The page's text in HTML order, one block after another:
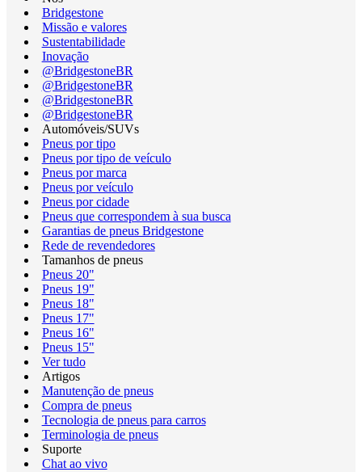
Bridgestone
Missão e valores
Sustentabilidade
Inovação
@BridgestoneBR
@BridgestoneBR
@BridgestoneBR
@BridgestoneBR
Automóveis/SUVs
Pneus por tipo
Pneus por tipo de veículo
Pneus por marca
Pneus por veículo
Pneus por cidade
Pneus que correspondem à sua busca
Garantias de pneus Bridgestone
Rede de revendedores
Tamanhos de pneus
Pneus 20"
Pneus 19"
Pneus 18"
Pneus 17"
Pneus 16"
Pneus 15"
Ver tudo
Artigos
Manutenção de pneus
Compra de pneus
Tecnologia de pneus para carros
Terminologia de pneus
Suporte
Chat ao vivo